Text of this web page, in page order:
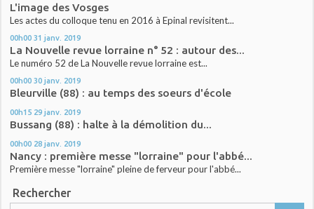
L'image des Vosges
Les actes du colloque tenu en 2016 à Epinal revisitent...
00h00 31 janv. 2019
La Nouvelle revue lorraine n° 52 : autour des...
Le numéro 52 de La Nouvelle revue lorraine est...
00h00 30 janv. 2019
Bleurville (88) : au temps des soeurs d'école
00h15 29 janv. 2019
Bussang (88) : halte à la démolition du...
00h00 28 janv. 2019
Nancy : première messe "lorraine" pour l'abbé...
Première messe "lorraine" pleine de ferveur pour l'abbé...
Rechercher